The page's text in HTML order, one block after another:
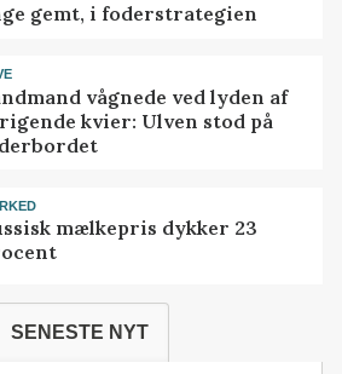
gemt, i foderstrategien
vågnede ved lyden af
kvier: Ulven stod på
mælkepris dykker 23
SENESTE NYT